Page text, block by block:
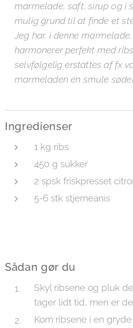
marmelade, saft, sirup og i
mulig grund til at finde et
Jeg har, i denne
harmonerer perfekt med
selvfølgelig erstattes af fx
marmeladen en smule
Ingredienser
1 kg ribs
450 g sukker
2 spsk friskpresset
5-6 stk stjerneanis
Sådan gør du
Skyl ribsene og pluk
tager lidt tid, men er
Kom ribsene i en